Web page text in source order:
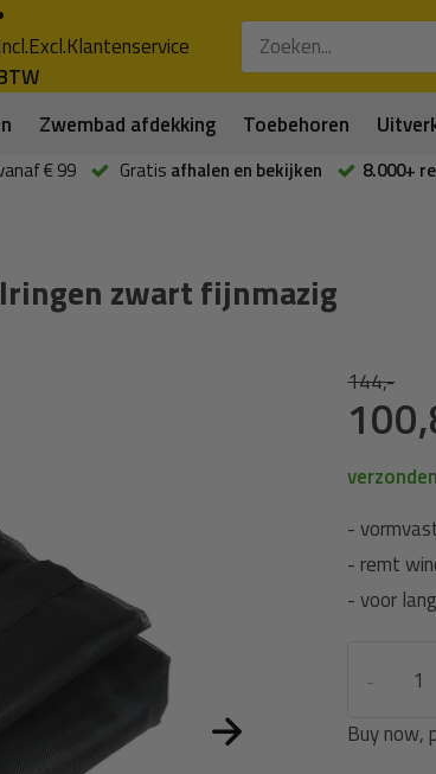
Excl.Klantenservice
Zwembad afdekking Toebehoren
€ 99 Gratis afhalen en bekijken 8.000+
zwart fijnmazig
144,-
verzonden
-
- remt
- voor
-
Buy now,